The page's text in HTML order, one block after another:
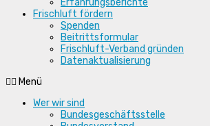
Erfahrungsberichte
Frischluft fördern
Spenden
Beitrittsformular
Frischluft-Verband gründen
Datenaktualisierung
Menü
Wer wir sind
Bundesgeschäftsstelle